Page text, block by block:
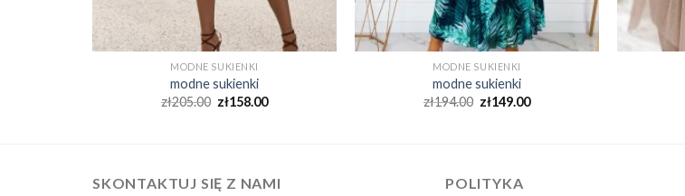
MODNE SUKIENKI
modne sukienki
zł205.00 zł158.00
MODNE SUKIENKI
modne sukienki
zł194.00 zł149.00
SKONTAKTUJ SIĘ Z NAMI POLITYKA